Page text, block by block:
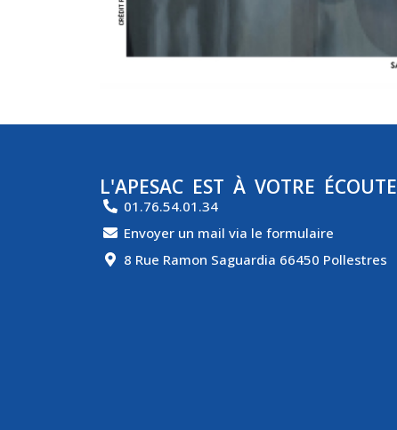
L'APESAC EST À VOTRE ÉCOUTE
01.76.54.01.34
Envoyer un mail via le formulaire
8 Rue Ramon Saguardia 66450 Pollestres